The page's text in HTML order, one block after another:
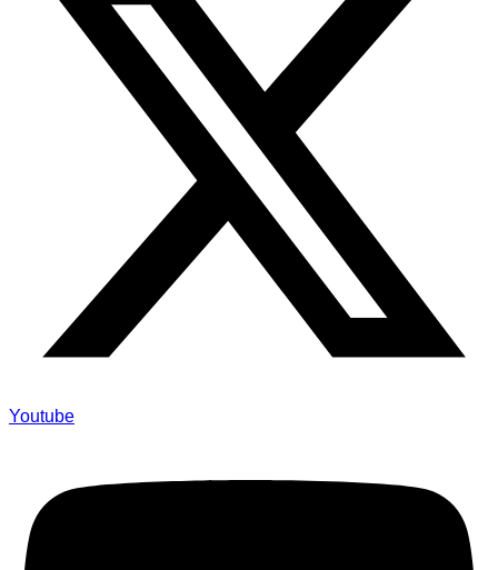
Youtube